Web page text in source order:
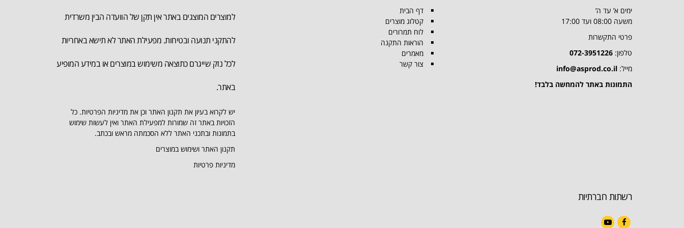
ימים א’ עד ה’
משעה 08:00 ועד 17:00
פרטי התקשרות
טלפון: 072-3951226
מייל: info@asprod.co.il
התמונות באתר להמחשה בלבד!
דף הבית
קטלוג מוצרים
לוח תמרורים
הוראות התקנה
מאמרים
צור קשר
למוצרים המוצגים באתר אין תקן של הוועדה הבין משרדית
להתקני תנועה ובטיחות. מפעילת האתר לא תישא באחריות
לכל נזק שייגרם כתוצאה משימוש במוצרים או במידע המופיע
באתר.
יש לקרוא בעיון את תקנון האתר וכן את מדיניות הפרטיות. כל
הזכויות באתר זה שמורות למפעילת האתר ואין לעשות שימוש
בתמונות ובתכני האתר ללא הסכמתה מראש ובכתב.
תקנון האתר ושימוש במוצרים
מדיניות פרטיות
רשתות חברתיות